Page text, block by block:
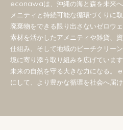
econawaは、沖縄の海と森を未来
メニティと持続可能な循環づくりに
廃棄物をできる限り出さないゼロウ
素材を活かしたアメニティや雑貨、
仕組み、そして地域のビーチクリー
境に寄り添う取り組みを広げていま
未来の自然を守る大きな力になる。
にして、より豊かな循環を社会へ届け